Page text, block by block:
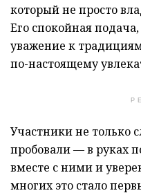
который не просто
Его спокойная
уважение к
по-настоящему
Участники не только
пробовали — в руках
вместе с ними и
многих это стало